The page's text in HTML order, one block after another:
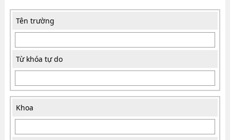
cho bạn.
Tên trường
Từ khóa tự do
Khoa